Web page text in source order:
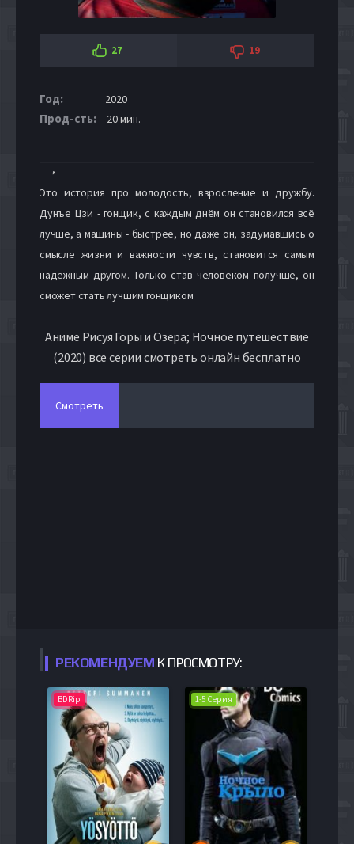
27 19
Год: 2020
Прод-сть: 20 мин.
,
Это история про молодость, взросление и дружбу.
Дунъе Цзи - гонщик, с каждым днём он становился всё
лучше, а машины - быстрее, но даже он, задумавшись о
смысле жизни и важности чувств, становится самым
надёжным другом. Только став человеком получше, он
сможет стать лучшим гонщиком
Аниме Рисуя Горы и Озера; Ночное путешествие
(2020) все серии смотреть онлайн бесплатно
Смотреть
РЕКОМЕНДУЕМ К ПРОСМОТРУ:
BDRip 1-5 Серия